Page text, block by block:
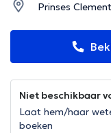
Prinses
Niet beschikbaar
Laat hem/haar
boeken